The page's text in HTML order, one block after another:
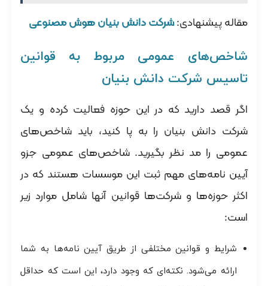
مقاله پیشنهادی:شرکت دانش بنیان هوش مصنوعی
شاخص‌های عمومی مربوط به قوانین
تاسیس شرکت دانش بنیان
اگر قصد دارید که در این حوزه فعالیت کرده و یک
شرکت دانش بنیان را به پا کنید، باید شاخص‌های
عمومی را مد نظر بگیرید. شاخص‌های عمومی جزو
آیین نامه‌های مهم ثبت این موسسات هستند که در
اکثر حوزه‌ها و شرکت‌ها قوانین آنها شامل موارد زیر
است:
شرایط و قوانین مختلفی از طریق آیین نامه‌ها به شما
ارائه می‌شود. نکته‌ای که وجود دارد، این است که حداقل